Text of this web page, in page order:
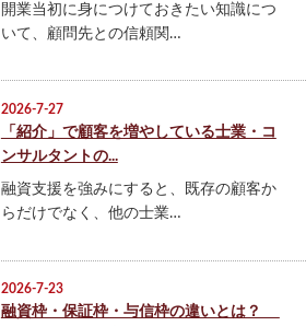
開業当初に身につけておきたい知識につ
いて、顧問先との信頼関…
2026-7-27
「紹介」で顧客を増やしている士業・コ
ンサルタントの...
融資支援を強みにすると、既存の顧客か
らだけでなく、他の士業…
2026-7-23
融資枠・保証枠・与信枠の違いとは？